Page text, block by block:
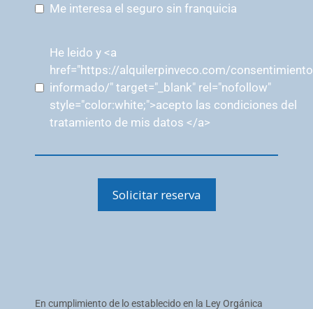
Me interesa el seguro sin franquicia
He leido y <a
href="https://alquilerpinveco.com/
informado/" target="_blank" rel="nofollow"
style="color:white;">acepto las condiciones del
tratamiento de mis datos </a>
Solicitar reserva
En cumplimiento de lo establecido en la Ley Orgánica